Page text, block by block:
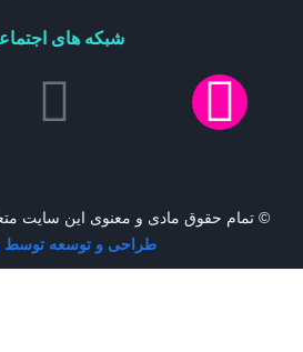
شبکه های
© تمام حقوق مادی و معنوی این سایت
طراحی و توسعه توسط